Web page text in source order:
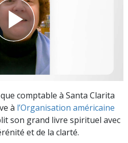
comptable à Santa Clarita
à l’Organisation américaine
son grand livre spirituel avec
et de la clarté.